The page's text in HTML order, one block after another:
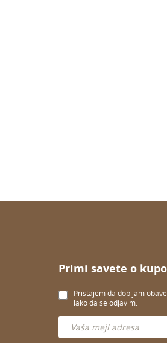
Primi savete o
Pristajem da dobijam
lako da se odjavim.